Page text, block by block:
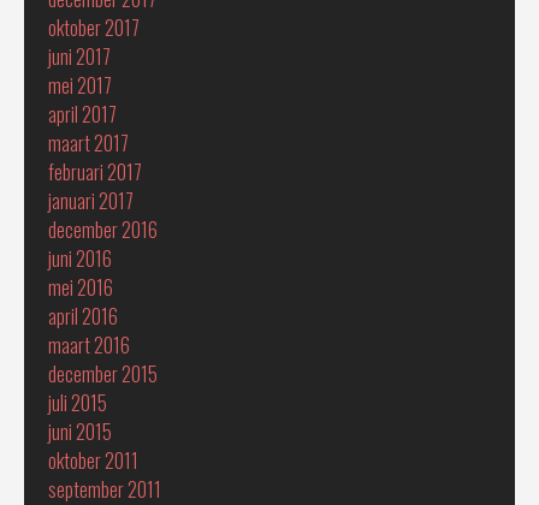
oktober 2017
juni 2017
mei 2017
april 2017
maart 2017
februari 2017
januari 2017
december 2016
juni 2016
mei 2016
april 2016
maart 2016
december 2015
juli 2015
juni 2015
oktober 2011
september 2011